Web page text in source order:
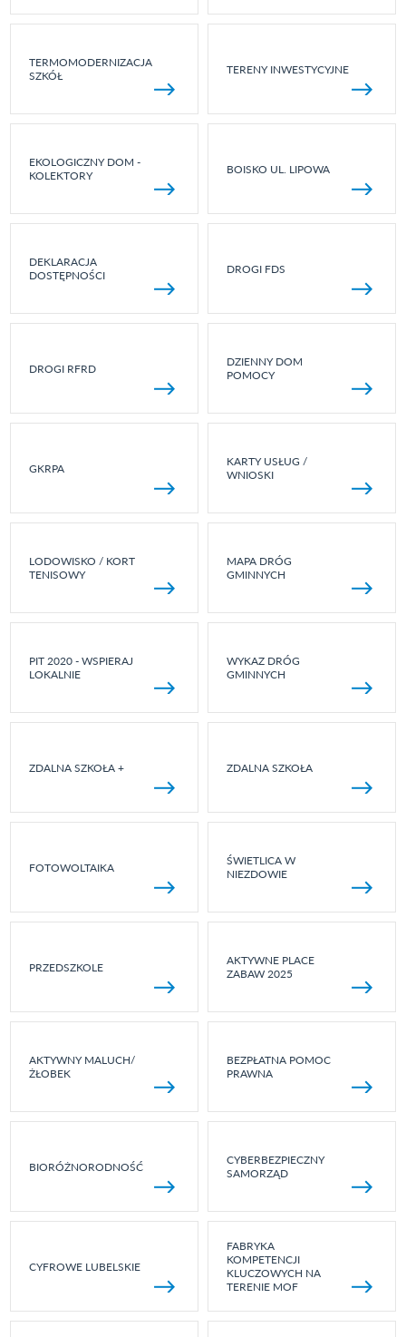
TERMOMODERNIZACJA
SZKÓŁ
TERENY INWESTYCYJNE
EKOLOGICZNY DOM -
KOLEKTORY
BOISKO UL. LIPOWA
DEKLARACJA
DOSTĘPNOŚCI
DROGI FDS
DROGI RFRD
DZIENNY DOM
POMOCY
GKRPA
KARTY USŁUG /
WNIOSKI
LODOWISKO / KORT
TENISOWY
MAPA DRÓG
GMINNYCH
PIT 2020 - WSPIERAJ
LOKALNIE
WYKAZ DRÓG
GMINNYCH
ZDALNA SZKOŁA + ZDALNA SZKOŁA
FOTOWOLTAIKA
ŚWIETLICA W
NIEZDOWIE
PRZEDSZKOLE
AKTYWNE PLACE
ZABAW 2025
AKTYWNY MALUCH/
ŻŁOBEK
BEZPŁATNA POMOC
PRAWNA
BIORÓŻNORODNOŚĆ
CYBERBEZPIECZNY
SAMORZĄD
CYFROWE LUBELSKIE
FABRYKA
KOMPETENCJI
KLUCZOWYCH NA
TERENIE MOF